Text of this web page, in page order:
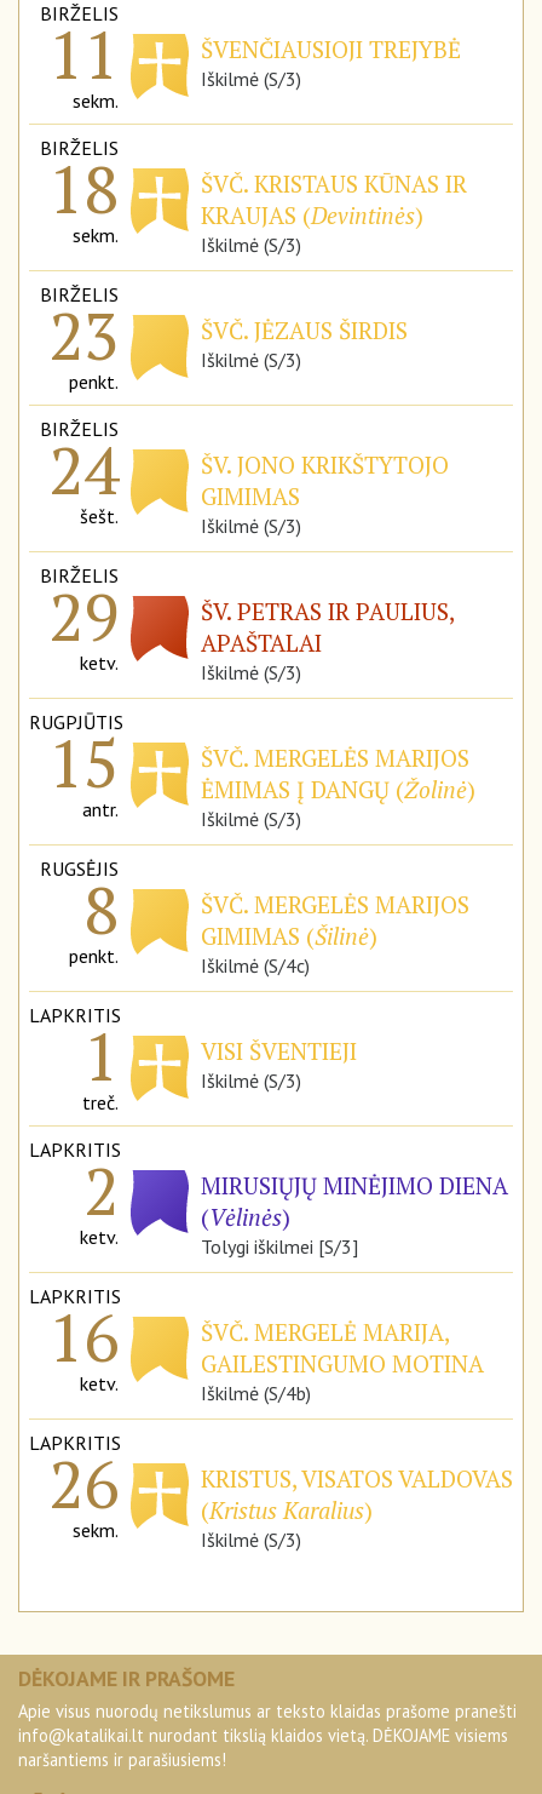
BIRŽELIS
11
sekm.
ŠVENČIAUSIOJI TREJYBĖ
Iškilmė (S/3)
BIRŽELIS
18
sekm.
ŠVČ. KRISTAUS KŪNAS IR
KRAUJAS (Devintinės)
Iškilmė (S/3)
BIRŽELIS
23
penkt.
ŠVČ. JĖZAUS ŠIRDIS
Iškilmė (S/3)
BIRŽELIS
24
šešt.
ŠV. JONO KRIKŠTYTOJO
GIMIMAS
Iškilmė (S/3)
BIRŽELIS
29
ketv.
ŠV. PETRAS IR PAULIUS,
APAŠTALAI
Iškilmė (S/3)
RUGPJŪTIS
15
antr.
ŠVČ. MERGELĖS MARIJOS
ĖMIMAS Į DANGŲ (Žolinė)
Iškilmė (S/3)
RUGSĖJIS
8
penkt.
ŠVČ. MERGELĖS MARIJOS
GIMIMAS (Šilinė)
Iškilmė (S/4c)
LAPKRITIS
1
treč.
VISI ŠVENTIEJI
Iškilmė (S/3)
LAPKRITIS
2
ketv.
MIRUSIŲJŲ MINĖJIMO DIENA
(Vėlinės)
Tolygi iškilmei [S/3]
LAPKRITIS
16
ketv.
ŠVČ. MERGELĖ MARIJA,
GAILESTINGUMO MOTINA
Iškilmė (S/4b)
LAPKRITIS
26
sekm.
KRISTUS, VISATOS VALDOVAS
(Kristus Karalius)
Iškilmė (S/3)
DĖKOJAME IR PRAŠOME
Apie visus nuorodų netikslumus ar teksto klaidas prašome pranešti
info@katalikai.lt nurodant tikslią klaidos vietą. DĖKOJAME visiems
naršantiems ir parašiusiems!